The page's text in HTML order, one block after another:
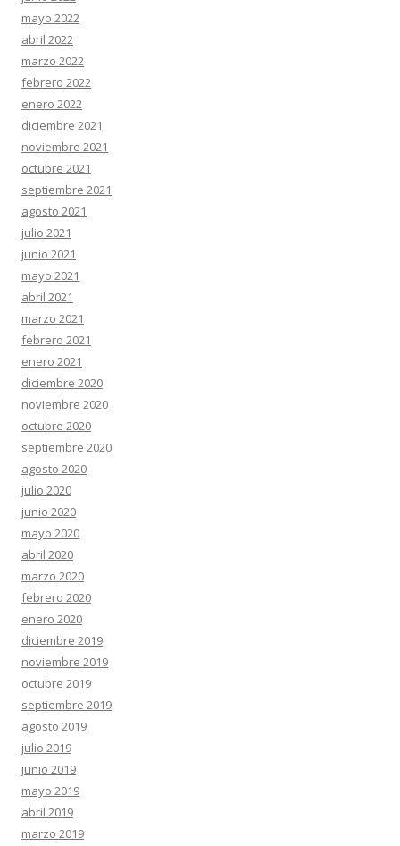
mayo 2022
abril 2022
marzo 2022
febrero 2022
enero 2022
diciembre 2021
noviembre 2021
octubre 2021
septiembre 2021
agosto 2021
julio 2021
junio 2021
mayo 2021
abril 2021
marzo 2021
febrero 2021
enero 2021
diciembre 2020
noviembre 2020
octubre 2020
septiembre 2020
agosto 2020
julio 2020
junio 2020
mayo 2020
abril 2020
marzo 2020
febrero 2020
enero 2020
diciembre 2019
noviembre 2019
octubre 2019
septiembre 2019
agosto 2019
julio 2019
junio 2019
mayo 2019
abril 2019
marzo 2019